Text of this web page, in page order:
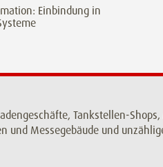
Einbindung in
Tankstellen-
und Messegebäude und